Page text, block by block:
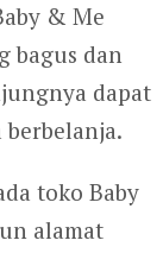
& Me
bagus dan
dapat
toko Baby
alamat